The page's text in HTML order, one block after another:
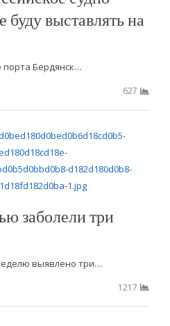
выставлять на
порта Бердянск…
627
заболели три
выявлено три…
1217